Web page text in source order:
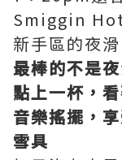
Smiggin
新手區的夜
最棒的不是
點上一杯，
音樂搖擺，
雪具